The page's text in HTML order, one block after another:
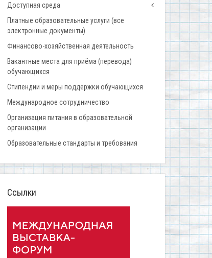
Доступная среда
Платные образовательные услуги (все
электронные документы)
Финансово-хозяйственная деятельность
Вакантные места для приёма (перевода)
обучающихся
Стипендии и меры поддержки обучающихся
Международное сотрудничество
Организация питания в образовательной
организации
Образовательные стандарты и требования
Ссылки